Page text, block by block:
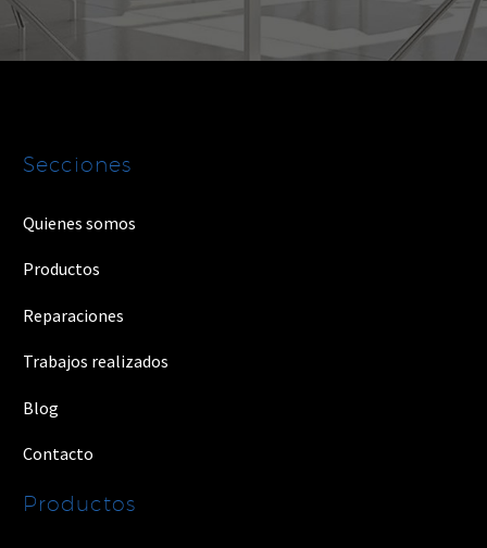
Secciones
Quienes somos
Productos
Reparaciones
Trabajos realizados
Blog
Contacto
Productos